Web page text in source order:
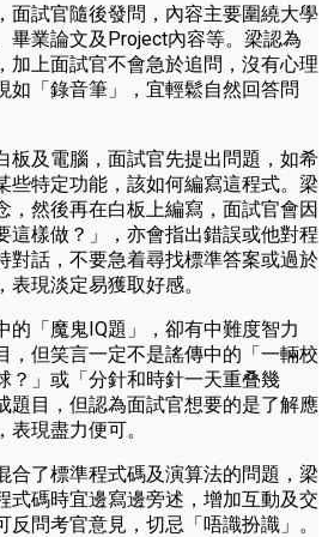
面試官隨後發問，內容主要圍繞大學
畢業論文及Project內容等。梁認為
加上面試官不會急於追問，沒有心理
如「錄音筆」，宜輕鬆自然回答問
板及電腦，面試官先提出問題，如希
些特定功能，該如何編寫這程式。梁
，然後再在白板上編寫，面試官會因
這樣做？」，亦會指出錯誤或他對程
對話，不要急着尋找標準答案或過於
現淡定易獲取好感。
的「魔鬼IQ題」，卻有中難度智力
，但笑言一定不是謠傳中的「一輛校
？」或「分針和時針一天重叠幾
題目，但認為面試官想要的是了解應
現盡力便可。
合了標準程式碼及演算法的問題，梁
式碼時宜邊寫邊旁述，增加互動及交
問考官意見，切忌「唔識扮識」。